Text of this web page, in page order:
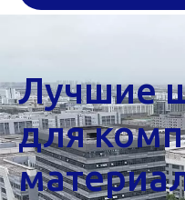
Лучшие
для